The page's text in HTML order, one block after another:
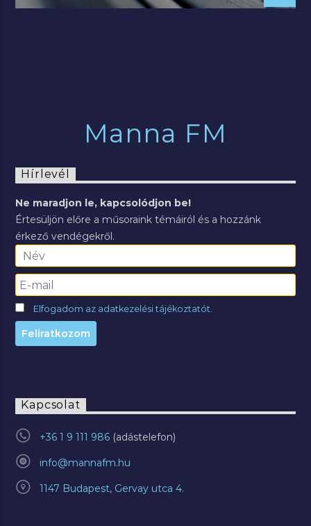
Manna FM
Hírlevél
Ne maradjon le, kapcsolódjon be!
Értesüljön előre a műsoraink témáiról és a hozzánk
érkező vendégekről.
Elfogadom az adatkezelési tájékoztatót.
Kapcsolat
+36 1 9 111 986
info@mannafm.hu
1147 Budapest, Gervay utca 4.